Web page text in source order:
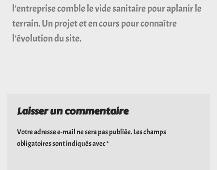
l’entreprise comble le vide sanitaire pour aplanir le
terrain. Un projet et en cours pour connaître
l’évolution du site.
Laisser un commentaire
Votre adresse e-mail ne sera pas publiée.Les champs
obligatoires sont indiqués avec*